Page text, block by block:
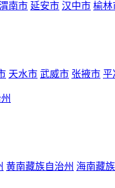
南市 延安市 汉中市 榆林
天水市 武威市 张掖市 平
黄南藏族自治州 海南藏